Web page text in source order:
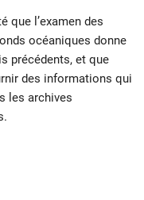
que l’examen des
océaniques donne
précédents, et que
des informations qui
les archives